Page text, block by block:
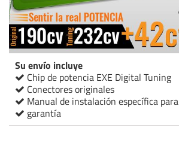
Su envío incluye
Chip de potencia EXE Digital Tuning
Conectores originales
Manual de instalación específica
garantía